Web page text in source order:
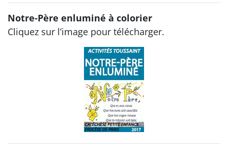
Notre-Père enluminé à colorier
Cliquez sur l’image pour télécharger.